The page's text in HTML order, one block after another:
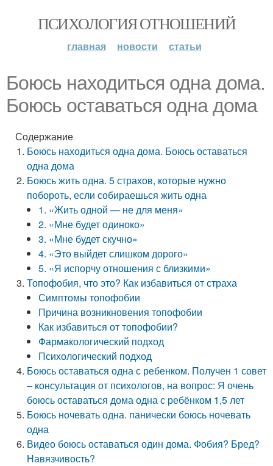
ПСИХОЛОГИЯ ОТНОШЕНИЙ
главная новости статьи
Боюсь находиться одна дома.
Боюсь оставаться одна дома
Содержание
Боюсь находиться одна дома. Боюсь оставаться
одна дома
Боюсь жить одна. 5 страхов, которые нужно
побороть, если собираешься жить одна
1. «Жить одной — не для меня»
2. «Мне будет одиноко»
3. «Мне будет скучно»
4. «Это выйдет слишком дорого»
5. «Я испорчу отношения с близкими»
Топофобия, что это? Как избавиться от страха
Симптомы топофобии
Причина возникновения топофобии
Как избавиться от топофобии?
Фармакологический подход
Психологический подход
Боюсь оставаться одна с ребенком. Получен 1 совет
– консультация от психологов, на вопрос: Я очень
боюсь оставаться дома одна с ребёнком 1,5 лет
Боюсь ночевать одна. панически боюсь ночевать
одна
Видео боюсь оставаться один дома. Фобия? Бред?
Навязчивость?